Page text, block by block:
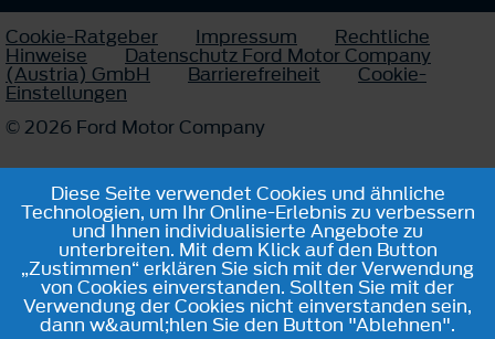
Cookie-Ratgeber Impressum Rechtliche
Hinweise Datenschutz Ford Motor Company
(Austria) GmbH Barrierefreiheit Cookie-
Einstellungen
© 2026 Ford Motor Company
Diese Seite verwendet Cookies und ähnliche
Technologien, um Ihr Online-Erlebnis zu verbessern
und Ihnen individualisierte Angebote zu
unterbreiten. Mit dem Klick auf den Button
„Zustimmen“ erklären Sie sich mit der Verwendung
von Cookies einverstanden. Sollten Sie mit der
Verwendung der Cookies nicht einverstanden sein,
dann w&auml;hlen Sie den Button "Ablehnen".